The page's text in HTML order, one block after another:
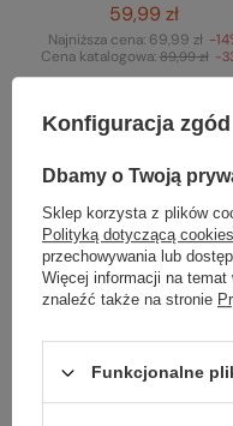
59,99 zł
Najniższa cena: 69,99 zł -
Cena katalogowa:89,99 zł -
Konfiguracja zgód
Dbamy o Twoją
Sklep korzysta z plików
Polityką dotyczącą cookies
przechowywania lub
Więcej informacji na
znaleźć także na stronie
Funkcjonalne